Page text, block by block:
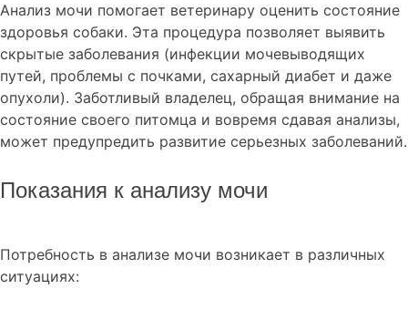
Анализ мочи помогает ветеринару оценить состояние
здоровья собаки. Эта процедура позволяет выявить
скрытые заболевания (инфекции мочевыводящих
путей, проблемы с почками, сахарный диабет и даже
опухоли). Заботливый владелец, обращая внимание на
состояние своего питомца и вовремя сдавая анализы,
может предупредить развитие серьезных заболеваний.
Показания к анализу мочи
Потребность в анализе мочи возникает в различных
ситуациях: